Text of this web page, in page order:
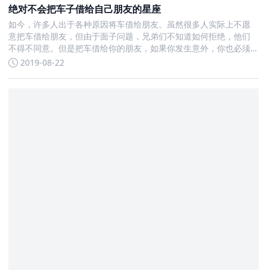
绝对不会把车子借给自己朋友的星座
如今，许多人出于各种原因将车借给朋友。虽然很多人实际上不愿
意把车借给朋友，但由于面子问题，兄弟们不知道如何拒绝，他们
不得不同意。但是把车借给你的朋友，如果你发生意外，你也必须
承担责任。所有人
2019-08-22